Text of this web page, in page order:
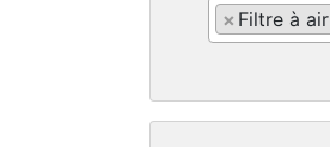
× Filtre à air